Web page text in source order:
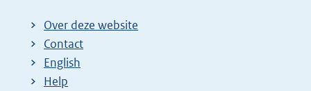
Over deze website
Contact
English
Help